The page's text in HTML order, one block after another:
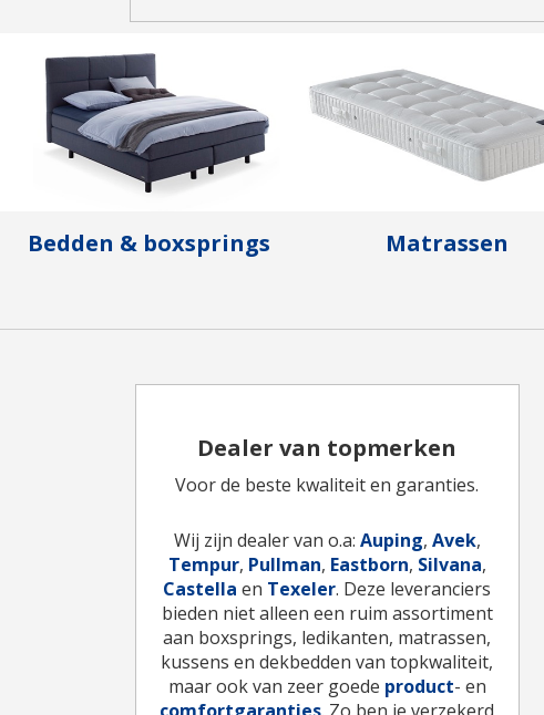
Bedden & boxsprings Matrassen
Dealer van topmerken
Voor de beste kwaliteit en garanties.
Wij zijn dealer van o.a: Auping, Avek,
Tempur, Pullman, Eastborn, Silvana,
Castella en Texeler. Deze leveranciers
bieden niet alleen een ruim assortiment
aan boxsprings, ledikanten, matrassen,
kussens en dekbedden van topkwaliteit,
maar ook van zeer goede product- en